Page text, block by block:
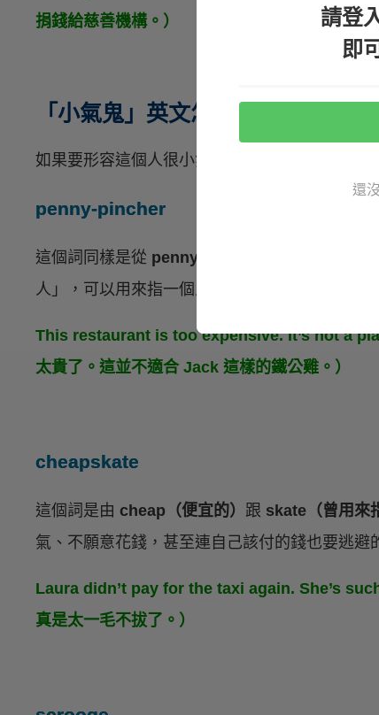
捐錢給慈善機構。）
「小氣鬼」英文怎麼說？
如果要形容這個人很小氣、一毛不拔，則可以用
penny-pincher
這個詞同樣是從 penny（錢幣 ）
人」，可以用來指一個人能省則省，或很小氣、
This restaurant is too expensive. It’s not a
太貴了。這並不適合 Jack 這樣的鐵公雞。）
cheapskate
這個詞是由 cheap（便宜的） 跟 skate（曾用來
氣、不願意花錢，甚至連自己該付的錢也要逃避
Laura didn’t pay for the taxi again. She’s
真是太一毛不拔了。）
請登
即
還